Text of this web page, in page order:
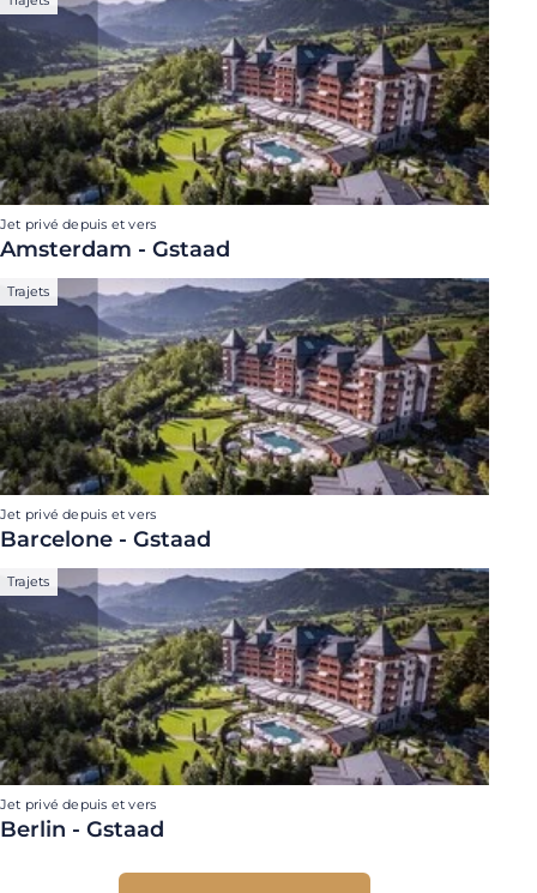
Jet privé depuis et vers
Amsterdam - Gstaad
Trajets
Jet privé depuis et vers
Barcelone - Gstaad
Trajets
Jet privé depuis et vers
Berlin - Gstaad